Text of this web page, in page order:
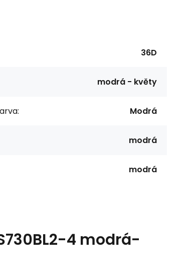
36D
modrá - květy
Modrá
modrá
modrá
4 modrá-